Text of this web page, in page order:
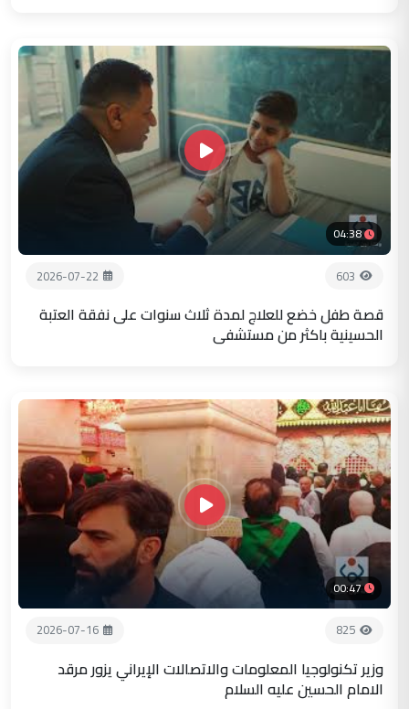
04:38
603
2026-07-22
قصة طفل خضع للعلاج لمدة ثلاث سنوات على نفقة العتبة
الحسينية باكثر من مستشفى
00:47
825
2026-07-16
وزير تكنولوجيا المعلومات والاتصالات الإيراني يزور مرقد
الامام الحسين عليه السلام